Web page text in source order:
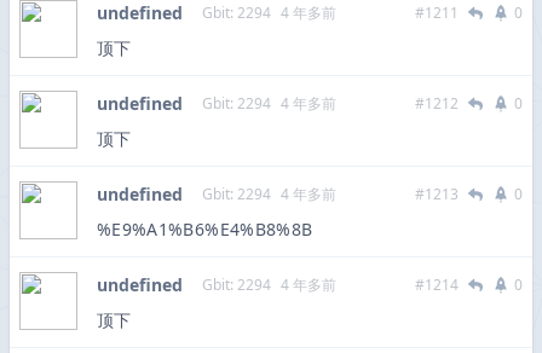
undefined Gbit: 2294 4 年多前 #1211 0
顶下
undefined Gbit: 2294 4 年多前 #1212 0
顶下
undefined Gbit: 2294 4 年多前 #1213 0
%E9%A1%B6%E4%B8%8B
undefined Gbit: 2294 4 年多前 #1214 0
顶下